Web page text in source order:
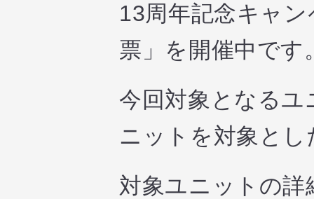
13周年記念キャ
票」を開催中です
今回対象となる
ニットを対象と
対象ユニットの詳